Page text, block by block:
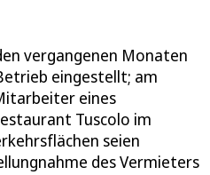
vergangenen Monaten
eingestellt; am
eines
Tuscolo im
seien
des Vermieters